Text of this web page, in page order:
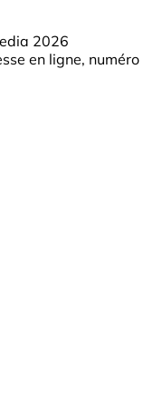
2026
en ligne, numéro